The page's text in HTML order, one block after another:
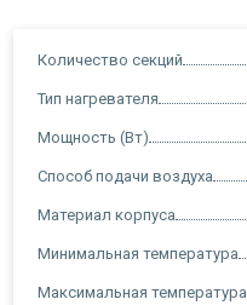
Количество секций
Тип нагревателя
Мощность (Вт)
Способ подачи воздуха
Материал корпуса
Минимальная температура
Максимальная температура